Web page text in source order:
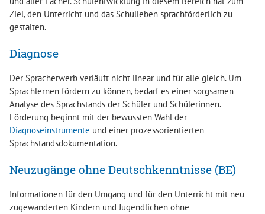
Ziel, den Unterricht und das Schulleben sprachförderlich zu
gestalten.
Diagnose
Der Spracherwerb verläuft nicht linear und für alle gleich. Um
Sprachlernen fördern zu können, bedarf es einer sorgsamen
Analyse des Sprachstands der Schüler und Schülerinnen.
Förderung beginnt mit der bewussten Wahl der
Diagnoseinstrumente und einer prozessorientierten
Sprachstandsdokumentation.
Neuzugänge ohne Deutschkenntnisse (BE)
Informationen für den Umgang und für den Unterricht mit neu
zugewanderten Kindern und Jugendlichen ohne